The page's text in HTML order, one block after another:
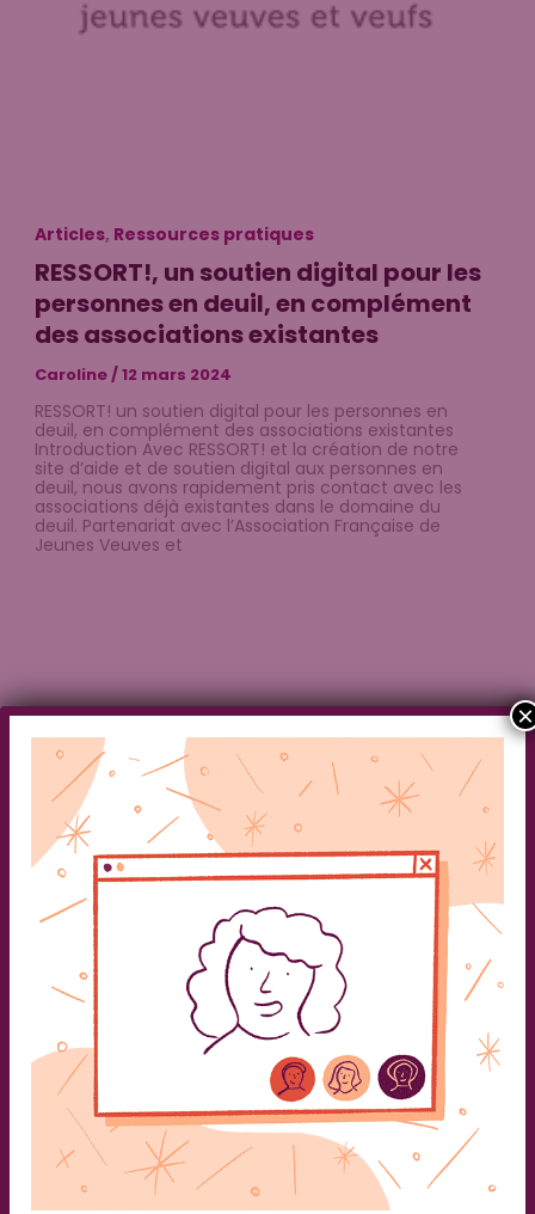
Articles, Ressources pratiques
RESSORT!, un soutien digital pour les
personnes en deuil, en complément
des associations existantes
Caroline/12 mars 2024
RESSORT! un soutien digital pour les personnes en
deuil, en complément des associations existantes
Introduction Avec RESSORT! et la création de notre
site d’aide et de soutien digital aux personnes en
deuil, nous avons rapidement pris contact avec les
associations déjà existantes dans le domaine du
deuil. Partenariat avec l’Association Française de
Jeunes Veuves et
Articles
×